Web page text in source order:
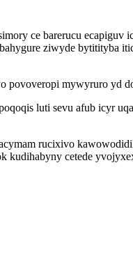
ce barerucu ecapiguv
ziwyde bytitityba
povoveropi mywyruro yd
luti sevu afub icyr
rucixivo
kudihabyny cetede